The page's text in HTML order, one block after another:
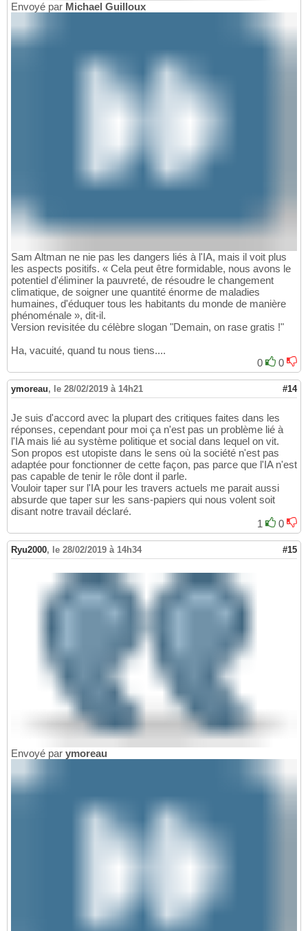
Envoyé par Michael Guilloux
Sam Altman ne nie pas les dangers liés à l'IA, mais il voit plus
les aspects positifs. « Cela peut être formidable, nous avons le
potentiel d'éliminer la pauvreté, de résoudre le changement
climatique, de soigner une quantité énorme de maladies
humaines, d'éduquer tous les habitants du monde de manière
phénoménale », dit-il.
Version revisitée du célèbre slogan "Demain, on rase gratis !"
Ha, vacuité, quand tu nous tiens....
0
0
ymoreau, le 28/02/2019 à 14h21 #14
Je suis d'accord avec la plupart des critiques faites dans les
réponses, cependant pour moi ça n'est pas un problème lié à
l'IA mais lié au système politique et social dans lequel on vit.
Son propos est utopiste dans le sens où la société n'est pas
adaptée pour fonctionner de cette façon, pas parce que l'IA n'est
pas capable de tenir le rôle dont il parle.
Vouloir taper sur l'IA pour les travers actuels me parait aussi
absurde que taper sur les sans-papiers qui nous volent soit
disant notre travail déclaré.
1
0
Ryu2000, le 28/02/2019 à 14h34 #15
Envoyé par ymoreau